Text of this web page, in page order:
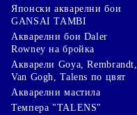
Японски акварелни бои
GANSAI TAMBI
Акварелни бои Daler
Rowney на бройка
Акварели Goya, Rembrandt,
Van Gogh, Talens по цвят
Акварелни мастила
Темпера "TALENS"